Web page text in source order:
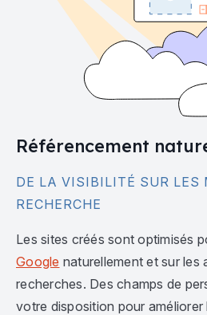
Référencement
DE LA VISIBILITÉ SUR LES
RECHERCHE
Les sites créés sont optimisés
Google naturellement et sur les
recherches. Des champs de
votre disposition pour